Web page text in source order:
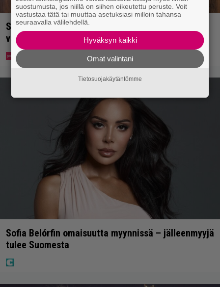
Syötkö perunoita näin? Tutkijat löysivät yhteyden
vakavaan kansansairauteen
Sofia Belórfin omaisuutta myynnissä – jälleenmyyjä
tulee Suomesta
suostumusta, jos niillä on siihen oikeutettu peruste. Voit
vastustaa tätä tai muuttaa asetuksiasi milloin tahansa
seuraavalla välilehdellä.
Hyväksyn kaikki
Omat valintani
Tietosuojakäytäntömme